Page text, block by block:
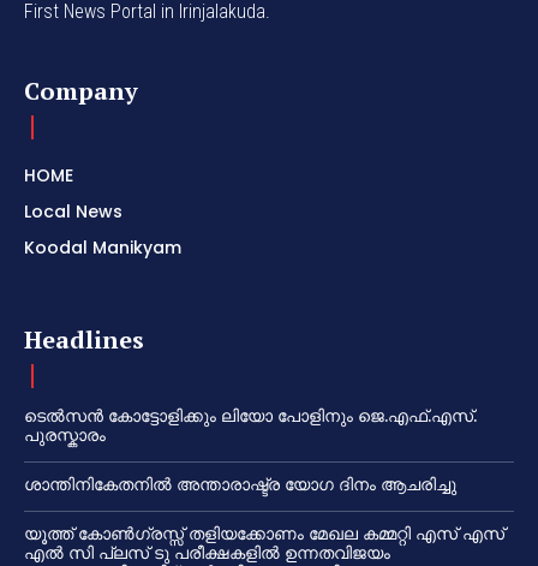
First News Portal in Irinjalakuda.
Company
HOME
Local News
Koodal Manikyam
Headlines
ടെൽസൻ കോട്ടോളിക്കും ലിയോ പോളിനും ജെ.എഫ്.എസ്.
പുരസ്കാരം
ശാന്തിനികേതനിൽ അന്താരാഷ്ട്ര യോഗ ദിനം ആചരിച്ചു
യൂത്ത് കോൺഗ്രസ്സ് തളിയക്കോണം മേഖല കമ്മറ്റി എസ് എസ്
എൽ സി പ്ലസ് ടു പരീക്ഷകളിൽ ഉന്നതവിജയം